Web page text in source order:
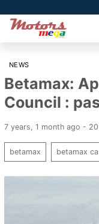
NEWS
Betamax:
Council :
7 years, 1 month ago -
betamax betamax